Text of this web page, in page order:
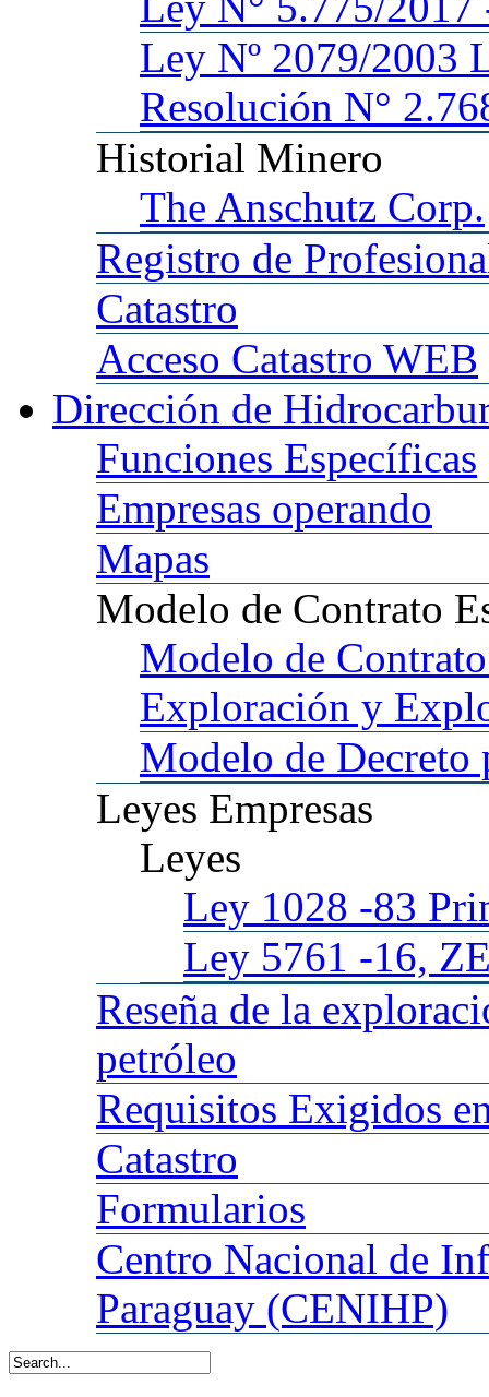
Ley Nº 2079/2003
Resolución N°
Historial Minero
The Anschutz Corp.
Registro de
Catastro
Acceso Catastro WEB
Dirección de
Funciones Específicas
Empresas operando
Mapas
Modelo de Contrato
Modelo de
Exploración y
Modelo de Decreto
Leyes Empresas
Leyes
Ley 1028 -83
Ley 5761 -16,
Reseña de la
petróleo
Requisitos Exigidos
Catastro
Formularios
Centro Nacional de
Paraguay (CENIHP)